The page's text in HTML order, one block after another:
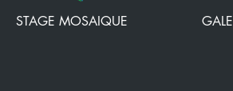
STAGE MOSAIQUE